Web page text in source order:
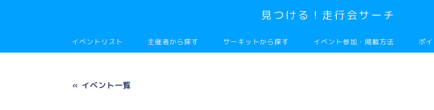
見つける！走行会サーチ
イベントリスト 主催者から探す サーキットから探す イベント参加・掲載方法 ポ
« イベント一覧